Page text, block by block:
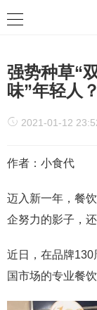
强势种草“
味”年轻人？
2021-01-12
作者：小食代
迈入新一年，餐
企努力的影子，
近日，在品牌130
国市场的专业餐